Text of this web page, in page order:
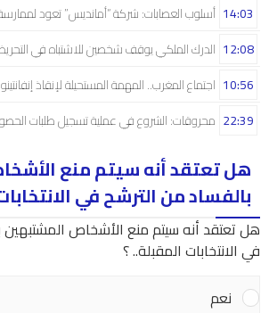
أسلوب العصابات: شركة “أمانديس” تعود 14:03
الدرك الملكي يوقف شخصين للاشتباه في 12:08
اجتماع المغرب.. المهمة المستحيلة لإنقاذ إنفانتينو 10:56
محروقات: الشروع في عملية تسجيل طلبات 22:39
هل تعتقد أنه سيتم منع
بالفساد من الترشح في
هل تعتقد أنه سيتم منع الأشخاص المشتبهين
في الانتخابات المقبلة.. ؟
نعم